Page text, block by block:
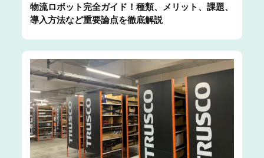
物流ロボット完全ガイド！種類、メリット、課題、
導入方法など重要論点を徹底解説